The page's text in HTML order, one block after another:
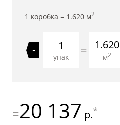
1 коробка = 1.620 м2
-
упак = 1.620
м2
=20 137 р.*